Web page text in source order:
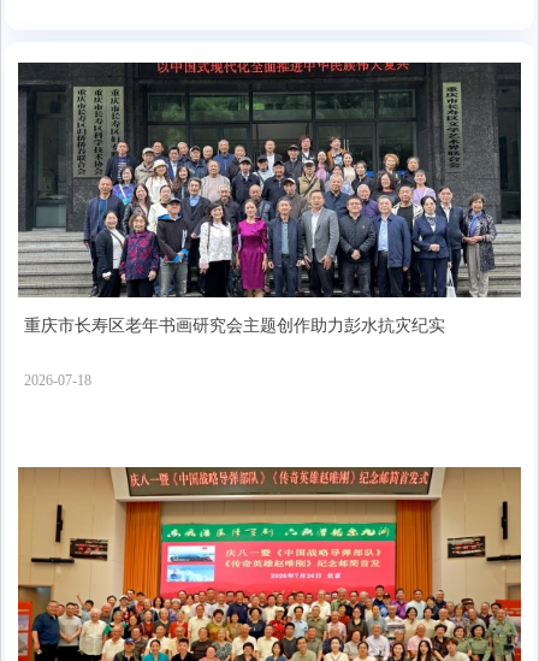
重庆市长寿区老年书画研究会主题创作助力彭水抗灾纪实
2026-07-18